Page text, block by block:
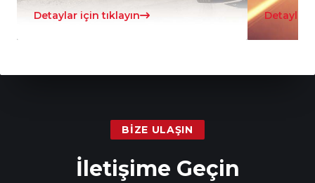
Detaylar için tıklayın Detaylar
BIZE ULAŞIN
İletişime Geçin